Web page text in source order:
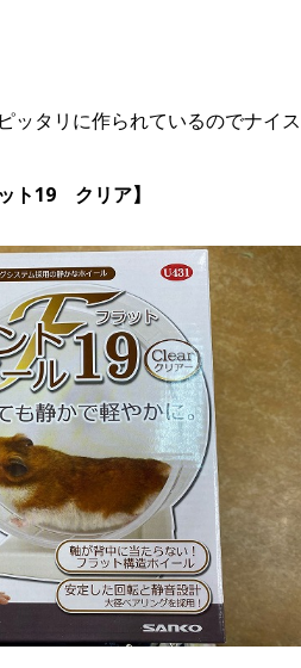
ッタリに作られているのでナイス
ト19 クリア】